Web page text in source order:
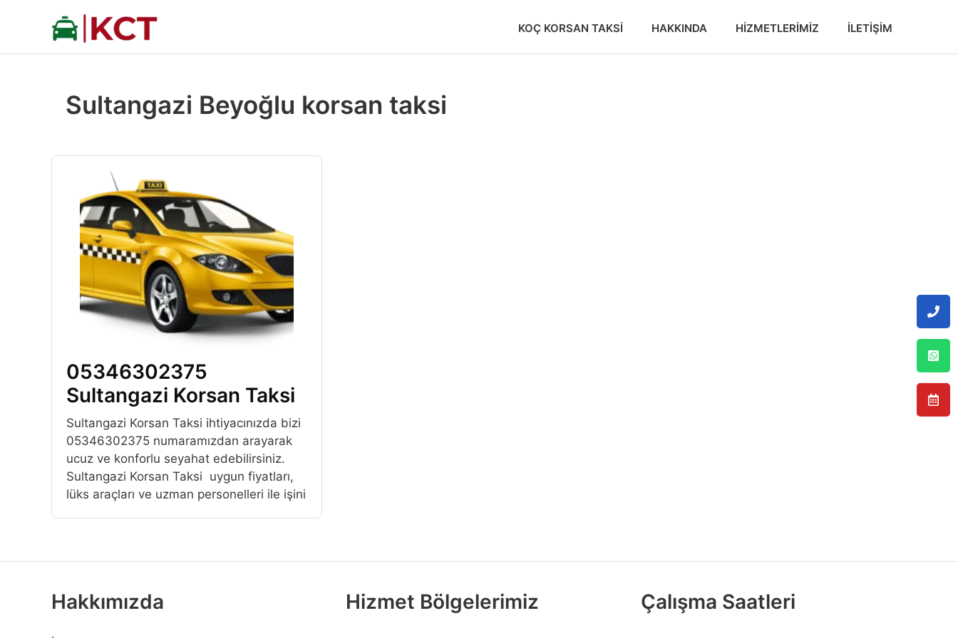
KOÇ KORSAN TAKSI HAKKINDA HIZMETLERIMIZ İLETIŞIM
Sultangazi Beyoğlu korsan taksi
05346302375
Sultangazi Korsan Taksi
Sultangazi Korsan Taksi ihtiyacınızda bizi
05346302375 numaramızdan arayarak
ucuz ve konforlu seyahat edebilirsiniz.
Sultangazi Korsan Taksi uygun fiyatları,
lüks araçları ve uzman personelleri ile işini
Hakkımızda Hizmet Bölgelerimiz Çalışma Saatleri